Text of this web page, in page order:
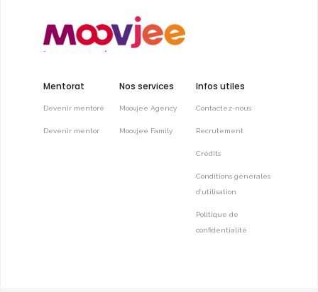
Mentorat
Devenir mentoré
Devenir mentor
Nos services
Moovjee Agency
Moovjee Family
Infos utiles
Contactez-nous
Recrutement
Crédits
Conditions générales
d’utilisation
Politique de
confidentialité